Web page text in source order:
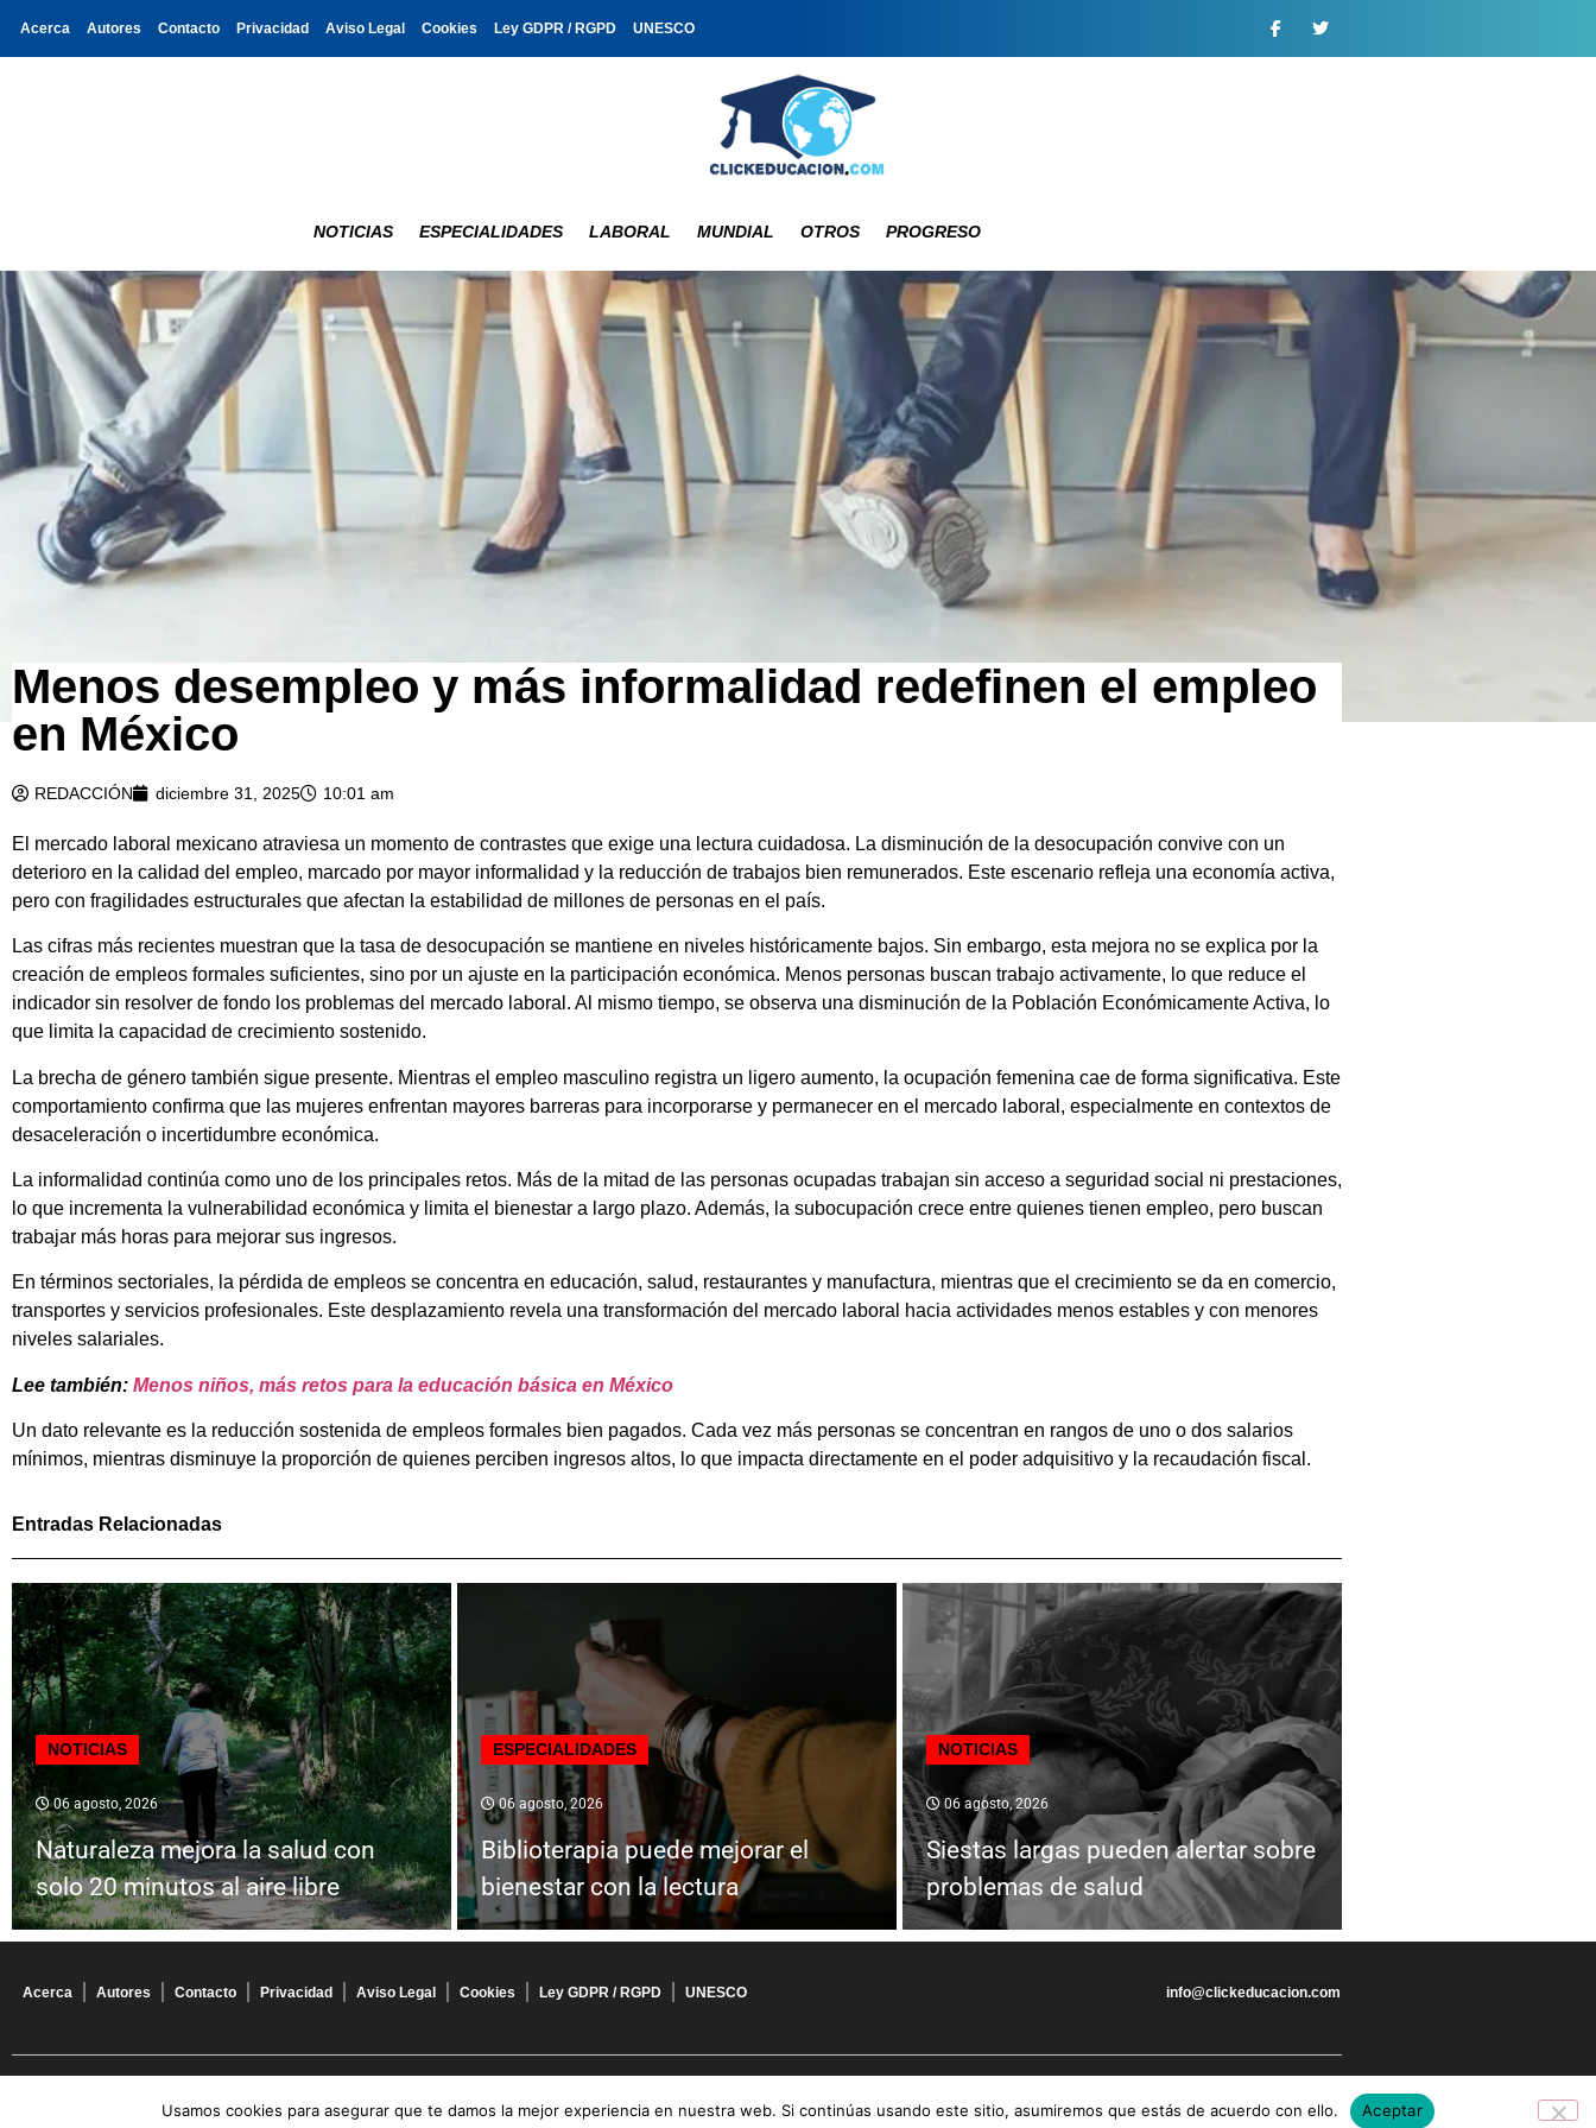
Acerca Autores Contacto Privacidad Aviso Legal Cookies Ley GDPR / RGPD UNESCO
NOTICIAS ESPECIALIDADES LABORAL MUNDIAL OTROS PROGRESO
Menos desempleo y más informalidad redefinen el empleo
en México
REDACCIÓN diciembre 31, 2025 10:01 am
El mercado laboral mexicano atraviesa un momento de contrastes que exige una lectura cuidadosa. La disminución de la desocupación convive con un
deterioro en la calidad del empleo, marcado por mayor informalidad y la reducción de trabajos bien remunerados. Este escenario refleja una economía activa,
pero con fragilidades estructurales que afectan la estabilidad de millones de personas en el país.
Las cifras más recientes muestran que la tasa de desocupación se mantiene en niveles históricamente bajos. Sin embargo, esta mejora no se explica por la
creación de empleos formales suficientes, sino por un ajuste en la participación económica. Menos personas buscan trabajo activamente, lo que reduce el
indicador sin resolver de fondo los problemas del mercado laboral. Al mismo tiempo, se observa una disminución de la Población Económicamente Activa, lo
que limita la capacidad de crecimiento sostenido.
La brecha de género también sigue presente. Mientras el empleo masculino registra un ligero aumento, la ocupación femenina cae de forma significativa. Este
comportamiento confirma que las mujeres enfrentan mayores barreras para incorporarse y permanecer en el mercado laboral, especialmente en contextos de
desaceleración o incertidumbre económica.
La informalidad continúa como uno de los principales retos. Más de la mitad de las personas ocupadas trabajan sin acceso a seguridad social ni prestaciones,
lo que incrementa la vulnerabilidad económica y limita el bienestar a largo plazo. Además, la subocupación crece entre quienes tienen empleo, pero buscan
trabajar más horas para mejorar sus ingresos.
En términos sectoriales, la pérdida de empleos se concentra en educación, salud, restaurantes y manufactura, mientras que el crecimiento se da en comercio,
transportes y servicios profesionales. Este desplazamiento revela una transformación del mercado laboral hacia actividades menos estables y con menores
niveles salariales.
Lee también: Menos niños, más retos para la educación básica en México
Un dato relevante es la reducción sostenida de empleos formales bien pagados. Cada vez más personas se concentran en rangos de uno o dos salarios
mínimos, mientras disminuye la proporción de quienes perciben ingresos altos, lo que impacta directamente en el poder adquisitivo y la recaudación fiscal.
Entradas Relacionadas
NOTICIAS
06 agosto, 2026
Naturaleza mejora la salud con
solo 20 minutos al aire libre
ESPECIALIDADES
06 agosto, 2026
Biblioterapia puede mejorar el
bienestar con la lectura
NOTICIAS
06 agosto, 2026
Siestas largas pueden alertar sobre
problemas de salud
Acerca Autores Contacto Privacidad Aviso Legal Cookies Ley GDPR / RGPD UNESCO info@clickeducacion.com
© 2026 Todos los derechos reservadosUsamos cookies para asegurar que te damos la mejor experiencia en nuestra web. Si continúas usando este sitio, asumiremos que estás de acuerdo con ello. Aceptar